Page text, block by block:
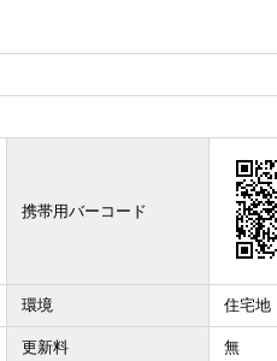
携帯用バーコード
環境 住宅地
更新料 無